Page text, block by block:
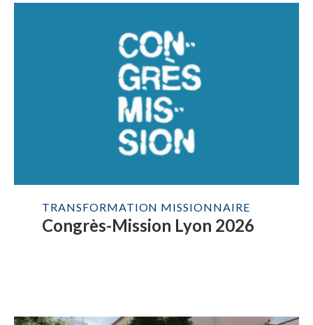
TRANSFORMATION MISSIONNAIRE
Congrès-Mission Lyon 2026